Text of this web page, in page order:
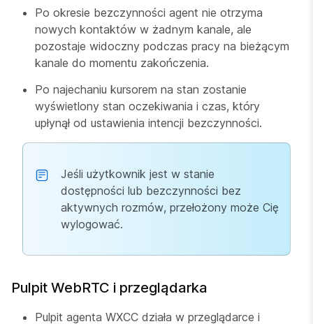
Po okresie bezczynności agent nie otrzyma
nowych kontaktów w żadnym kanale, ale
pozostaje widoczny podczas pracy na bieżącym
kanale do momentu zakończenia.
Po najechaniu kursorem na stan zostanie
wyświetlony stan oczekiwania i czas, który
upłynął od ustawienia intencji bezczynności.
Jeśli użytkownik jest w stanie
dostępności lub bezczynności bez
aktywnych rozmów, przełożony może Cię
wylogować.
Pulpit WebRTC i przeglądarka
Pulpit agenta WXCC działa w przeglądarce i